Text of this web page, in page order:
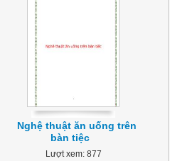
Nghệ thuật ăn uống trên
bàn tiệc
Lượt xem: 877